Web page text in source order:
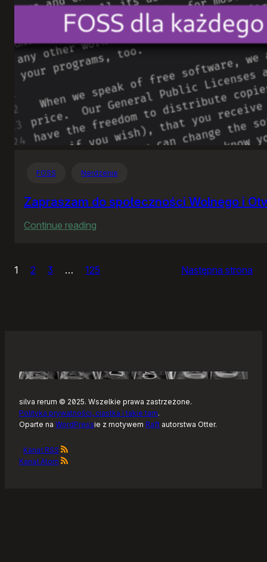
FOSS Nerdzenie
Zapraszam do społeczności Wolnego i
Continue reading
społeczności
1 2 3 … 125 Następna strona
silva rerum © 2025. Wszelkie prawa zastrzeżone.
Polityka prywatności, ciastka i takie tam.
Oparte na WordPressie z motywem Raft autorstwa Otter.
Kanał RSS
Kanał Atom